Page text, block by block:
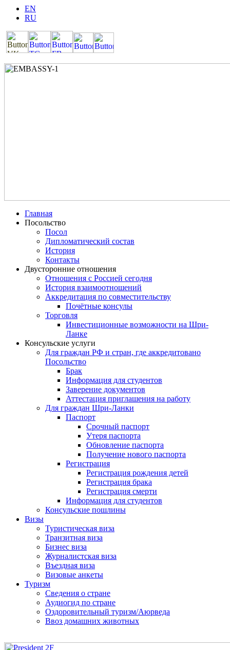
EN
RU
Главная
Посольство
Посол
Дипломатический состав
История
Контакты
Двусторонние отношения
Отношения с Россией сегодня
История взаимоотношений
Аккредитация по совместительству
Почётные консулы
Торговля
Инвестиционные возможности на Шри-
Ланке
Консульские услуги
Для граждан РФ и стран, где аккредитовано
Посольство
Брак
Информация для студентов
Заверение документов
Аттестация приглашения на работу
Для граждан Шри-Ланки
Паспорт
Срочный паспорт
Утеря паспорта
Обновление паспорта
Получение нового паспорта
Регистрация
Регистрация рождения детей
Регистрация брака
Регистрация смерти
Информация для студентов
Консульские пошлины
Визы
Туристическая виза
Транзитная виза
Бизнес виза
Журналистская виза
Въездная виза
Визовые анкеты
Туризм
Сведения о стране
Аудиогид по стране
Оздоровительный туризм/Аюрведа
Ввоз домашних животных